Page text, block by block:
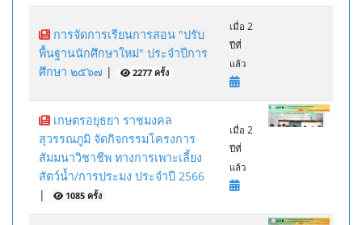
การจัดการเรียนการสอน "ปรับ
พื้นฐานนักศึกษาใหม่" ประจำปีการ
ศึกษา ๒๕๖๗ | 2277 ครั้ง
เมื่อ 2
ปีที่
แล้ว
เกษตรอยุธยา ราชมงคล
สุวรรณภูมิ จัดกิจกรรมโครงการ
สัมมนาวิชาชีพ ทางการเพาะเลี้ยง
สัตว์น้ำ/การประมง ประจำปี 2566
|
1085 ครั้ง
เมื่อ 2
ปีที่
แล้ว